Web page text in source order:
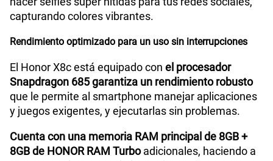
Planes Móviles